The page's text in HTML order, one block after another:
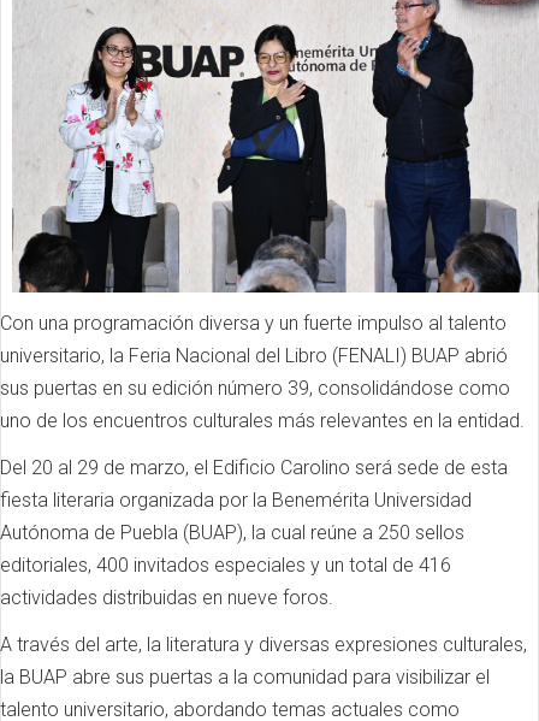
Con una programación diversa y un fuerte impulso al talento
universitario, la Feria Nacional del Libro (FENALI) BUAP abrió
sus puertas en su edición número 39, consolidándose como
uno de los encuentros culturales más relevantes en la entidad.
Del 20 al 29 de marzo, el Edificio Carolino será sede de esta
fiesta literaria organizada por la Benemérita Universidad
Autónoma de Puebla (BUAP), la cual reúne a 250 sellos
editoriales, 400 invitados especiales y un total de 416
actividades distribuidas en nueve foros.
A través del arte, la literatura y diversas expresiones culturales,
la BUAP abre sus puertas a la comunidad para visibilizar el
talento universitario, abordando temas actuales como